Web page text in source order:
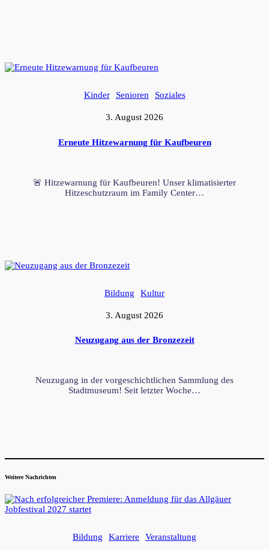
Kinder Senioren Soziales
3. August 2026
Erneute Hitzewarnung für Kaufbeuren
🚨 Hitzewarnung für Kaufbeuren! Unser klimatisierter
Hitzeschutzraum im Family Center…
Bildung Kultur
3. August 2026
Neuzugang aus der Bronzezeit
Neuzugang in der vorgeschichtlichen Sammlung des
Stadtmuseum! Seit letzter Woche…
Weitere Nachrichten
Bildung Karriere Veranstaltung